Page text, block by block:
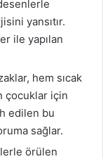
yansıtır.
ile yapılan
hem sıcak
çocuklar için
edilen bu
sağlar.
örülen